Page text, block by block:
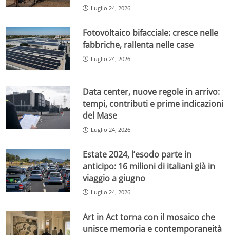
Luglio 24, 2026
Fotovoltaico bifacciale: cresce nelle
fabbriche, rallenta nelle case
Luglio 24, 2026
Data center, nuove regole in arrivo:
tempi, contributi e prime indicazioni
del Mase
Luglio 24, 2026
Estate 2024, l’esodo parte in
anticipo: 16 milioni di italiani già in
viaggio a giugno
Luglio 24, 2026
Art in Act torna con il mosaico che
unisce memoria e contemporaneità